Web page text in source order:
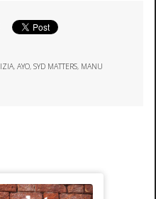
IZIA,AYO,SYD MATTERS, MANU